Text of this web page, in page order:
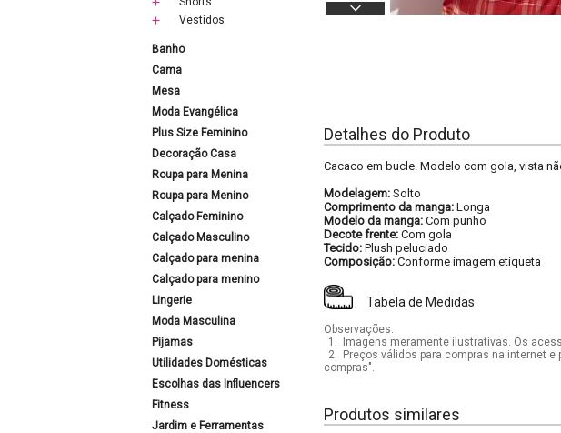
Vestidos
Banho
Cama
Mesa
Moda Evangélica
Plus Size Feminino
Decoração Casa
Roupa para Menina
Roupa para Menino
Calçado Feminino
Calçado Masculino
Calçado para menina
Calçado para menino
Lingerie
Moda Masculina
Pijamas
Utilidades Domésticas
Escolhas das Influencers
Fitness
Jardim e Ferramentas
Detalhes do Produto
Cacaco em bucle. Modelo com gola, vista
Modelagem: Solto
Comprimento da manga: Longa
Modelo da manga: Com punho
Decote frente: Com gola
Tecido: Plush peluciado
Composição: Conforme imagem etiqueta
Tabela de Medidas
Observações:
1.
Imagens meramente ilustrativas. Os
2.
Preços válidos para compras na internet
compras".
Produtos similares